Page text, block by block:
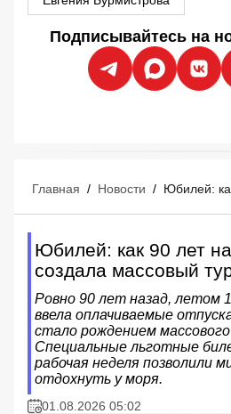
Подписывайтесь на
Главная / Новости /
Юбилей: как 90 лет
создала массовый
Ровно 90 лет назад, летом
ввела оплачиваемые
стало рождением
Специальные льготные
рабочая неделя позволили
отдохнуть у моря.
01.08.2026 05:02